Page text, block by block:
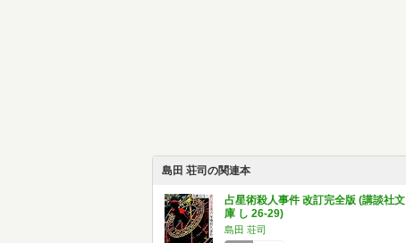
島田 荘司の関連本
占星術殺人事件 改訂完全版 (講談社文
庫 し 26-29)
島田 荘司